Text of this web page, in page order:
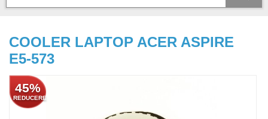
COOLER LAPTOP ACER ASPIRE
E5-573
45%
REDUCERE